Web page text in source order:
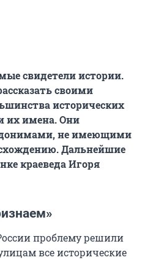
свидетели истории.
своими
исторических
их имена. Они
не имеющими
Дальнейшие
краеведа Игоря
проблему решили
все исторические